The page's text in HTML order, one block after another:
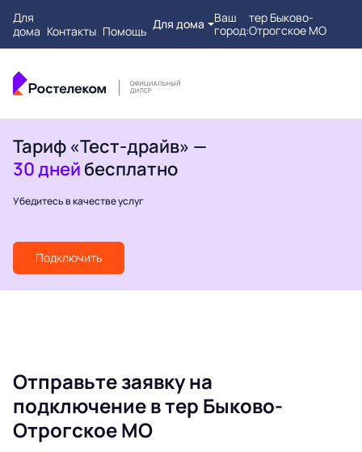
Для
дома Контакты Помощь Для дома
Ваш
город:
тер Быково-
Отрогское МО
Тариф «Тест-драйв» —
30 дней бесплатно
Убедитесь в качестве услуг
Подключить
Отправьте заявку на
подключение в тер Быково-
Отрогское МО